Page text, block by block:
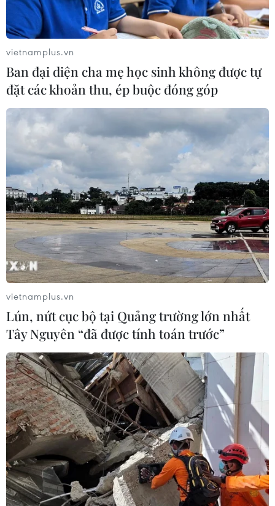
TIN CÙNG CHUYÊN MỤC
Cần Thơ thúc đẩy hợp tác du lịch với
đối tác Hàn Quốc
07/08/2026 12:46
Hàn Quốc áp dụng ưu đãi thuế hỗ
trợ 6 ngành công nghiệp chiến lược
07/08/2026 10:21
Trung Quốc hoàn thành bản đồ địa
chất mới của toàn bộ Mặt Trăng
07/08/2026 08:52
Australia đề cao hợp tác với Việt Nam
vì hòa bình, ổn định và thịnh vượng
07/08/2026 07:09
vietnamplus.vn
Ban đại diện cha mẹ học sinh không được tự
đặt các khoản thu, ép buộc đóng góp
vietnamplus.vn
Lún, nứt cục bộ tại Quảng trường lớn nhất
Tây Nguyên “đã được tính toán trước”